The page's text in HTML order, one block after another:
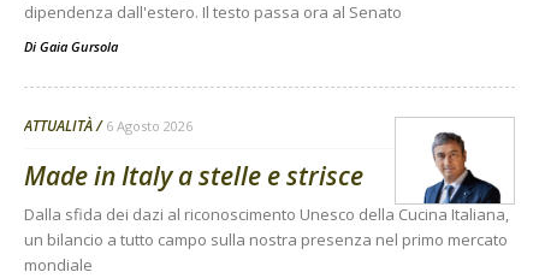
dipendenza dall'estero. Il testo passa ora al Senato
Di Gaia Gursola
ATTUALITÀ 6 Agosto 2026
Made in Italy a stelle e strisce
Dalla sfida dei dazi al riconoscimento Unesco della Cucina Italiana,
un bilancio a tutto campo sulla nostra presenza nel primo mercato
mondiale